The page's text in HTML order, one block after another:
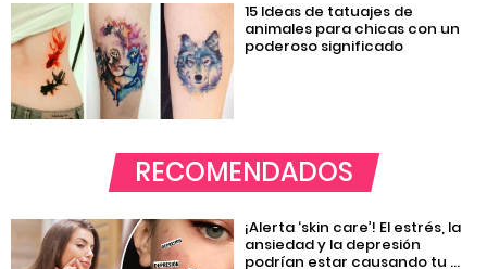
15 Ideas de tatuajes de
animales para chicas con un
poderoso significado
RECOMENDADOS
¡Alerta ‘skin care’! El estrés, la
ansiedad y la depresión
podrían estar causando tu ...